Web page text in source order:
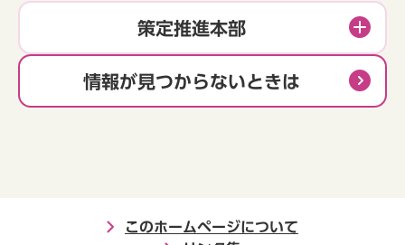
策定推進本部
情報が見つからないときは
このホームページについて